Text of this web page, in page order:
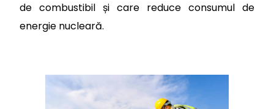
de combustibil și care reduce consumul de
energie nucleară.